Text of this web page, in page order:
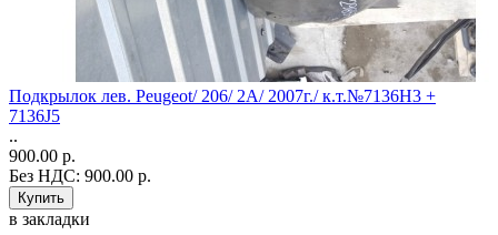
Подкрылок лев. Peugeot/ 206/ 2A/ 2007г./ к.т.№7136H3 +
7136J5
..
900.00 р.
Без НДС: 900.00 р.
в закладки